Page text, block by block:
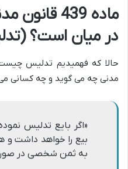
ماده 439
در میان است؟
مدنی چه می گوید و چه کسانی می
«اگر بایع تدلیس
بیع را خواهد داشت
به ثمن شخصی در